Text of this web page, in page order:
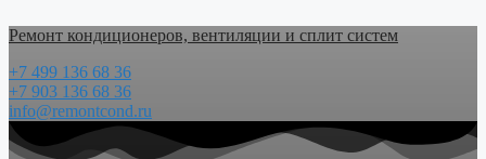
к
Ремонт кондиционеров, вентиляции и сплит систем
+7 499 136 68 36
+7 903 136 68 36
info@remontcond.ru